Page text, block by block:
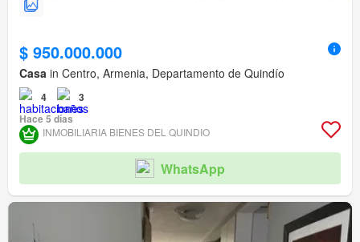
$ 950.000.000
Casa in Centro, Armenia, Departamento de Quindío
4
3
Hace 5 días
INMOBILIARIA BIENES DEL QUINDIO
WhatsApp